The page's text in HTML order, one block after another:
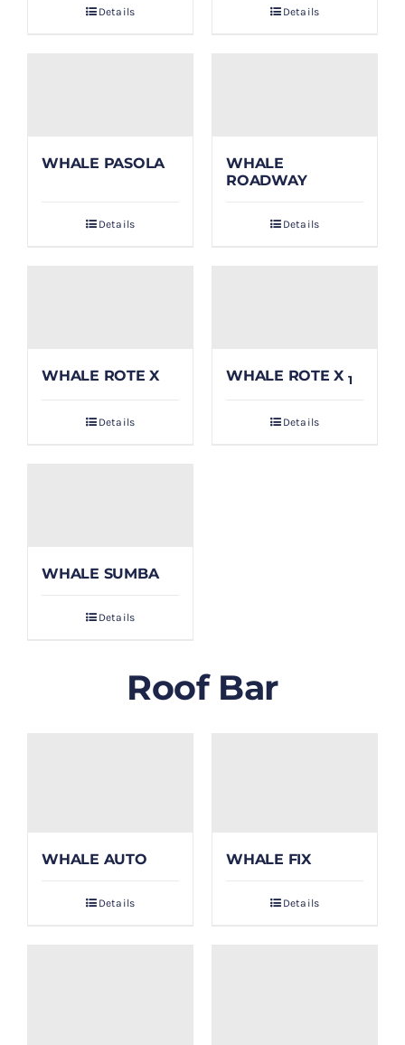
Details Details
WHALE PASOLA
Details
WHALE
ROADWAY
Details
WHALE ROTE X
Details
WHALE ROTE X 1
Details
WHALE SUMBA
Details
Roof Bar
WHALE AUTO
Details
WHALE FIX
Details